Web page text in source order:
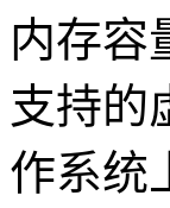
内存容
支持的
作系统